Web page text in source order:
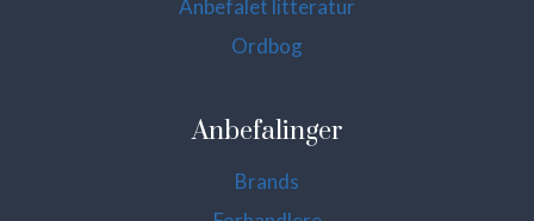
Anbefalet litteratur
Ordbog
Anbefalinger
Brands